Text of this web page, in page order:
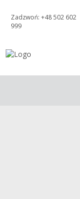
Zadzwoń: +48 502 602
999